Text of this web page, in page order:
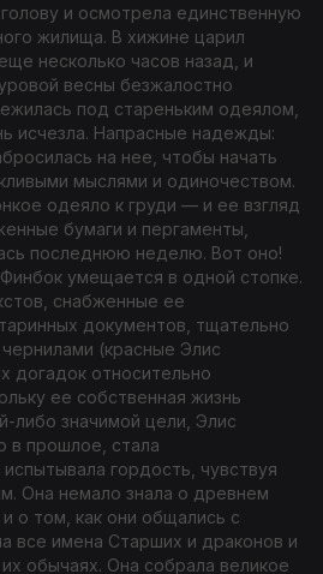
и осмотрела единственную
жилища. В хижине царил
несколько часов назад, и
весны безжалостно
под стареньким одеялом,
исчезла. Напрасные надежды:
на нее, чтобы начать
мыслями и одиночеством.
одеяло к груди — и ее взгляд
бумаги и пергаменты,
последнюю неделю. Вот оно!
умещается в одной стопке.
снабженные ее
документов, тщательно
(красные Элис
догадок относительно
ее собственная жизнь
либо значимой цели, Элис
в прошлое, стала
гордость, чувствуя
Она немало знала о древнем
о том, как они общались с
все имена Старших и драконов и
обычаях. Она собрала великое